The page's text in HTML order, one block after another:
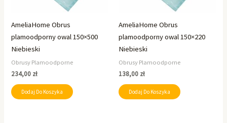
AmeliaHome Obrus
plamoodporny owal 150×500
Niebieski
Obrusy Plamoodporne
234,00 zł
Dodaj Do Koszyka
AmeliaHome Obrus
plamoodporny owal 150×220
Niebieski
Obrusy Plamoodporne
138,00 zł
Dodaj Do Koszyka